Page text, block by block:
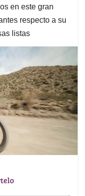
en este gran
respecto a su
listas